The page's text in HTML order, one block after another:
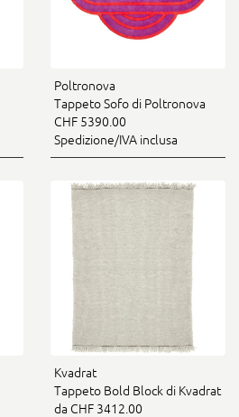
Poltronova
Tappeto Sofo di Poltronova
CHF 5390.00
Spedizione/IVA inclusa
Kvadrat
Tappeto Bold Block di Kvadrat
da CHF 3412.00